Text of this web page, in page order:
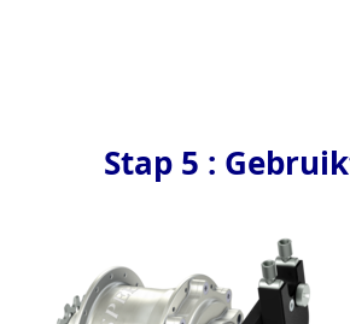
Stap 5 :